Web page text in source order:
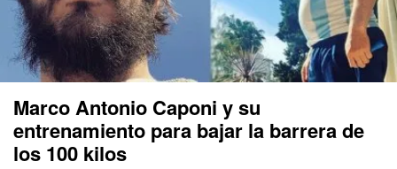
Marco Antonio Caponi y su
entrenamiento para bajar la barrera de
los 100 kilos